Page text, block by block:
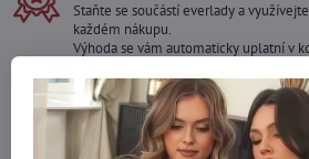
Staňte se součástí everlady a využívejte
každém nákupu.
Výhoda se vám automaticky uplatní v
Máte zájem o více kusů
Kontaktujte nás na mail, zboží pro Vás